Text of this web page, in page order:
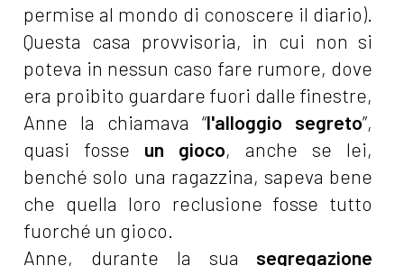
permise al mondo di conoscere il diario).
Questa casa provvisoria, in cui non si
poteva in nessun caso fare rumore, dove
era proibito guardare fuori dalle finestre,
Anne la chiamava “l'alloggio segreto”,
quasi fosse un gioco, anche se lei,
benché solo una ragazzina, sapeva bene
che quella loro reclusione fosse tutto
fuorché un gioco.
Anne, durante la sua segregazione